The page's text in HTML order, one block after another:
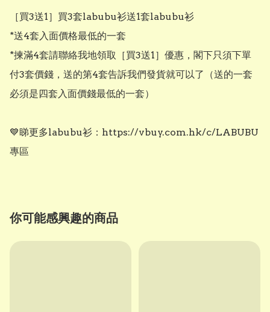
［買3送1］買3套labubu衫送1套labubu衫
*送4套入面價格最低的一套
*揀滿4套請聯絡我地領取［買3送1］優惠，閣下只須下單
付3套價錢，送的第4套告訴我們發貨就可以了（送的一套
必須是四套入面價錢最低的一套）
💙睇更多labubu衫：https://vbuy.com.hk/c/LABUBU
專區
你可能感興趣的商品